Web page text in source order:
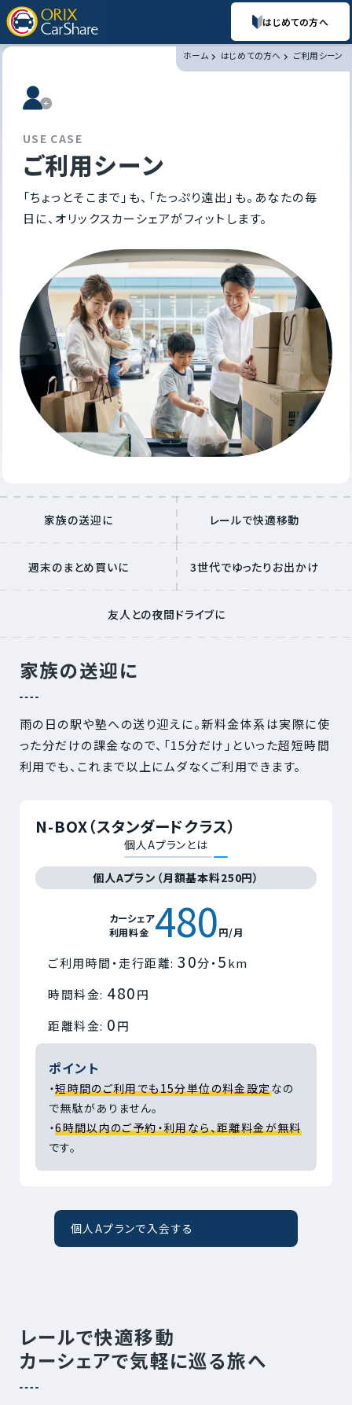
はじめての方へ
ホーム はじめての方へ ご利用シーン
US E CAS E
ご利用シーン
「ちょっとそこまで」も、「たっぷり遠出」も。あなたの毎
日に、オリックスカーシェアがフィットします。
家族の送迎に レールで快適移動
週末のまとめ買いに 3世代でゆったりお出かけ
友人との夜間ドライブに
家族の送迎に
雨の日の駅や塾への送り迎えに。新料金体系は実際に使
った分だけの課金なので、「15分だけ」といった超短時間
利用でも、これまで以上にムダなくご利用できます。
N-BOX（スタンダードクラス）
個人Aプランとは
個人Aプラン（月額基本料250円）
カーシェア
利用料金 480円/月
ご利用時間・走行距離:30分・ 5km
時間料金: 480円
距離料金: 0円
ポイント
・短時間のご利用でも15分単位の料金設定なの
で無駄がありません。
・6時間以内のご予約・利用なら、距離料金が無料
です。
個人Aプランで入会する
レールで快適移動
カーシェアで気軽に巡る旅へ